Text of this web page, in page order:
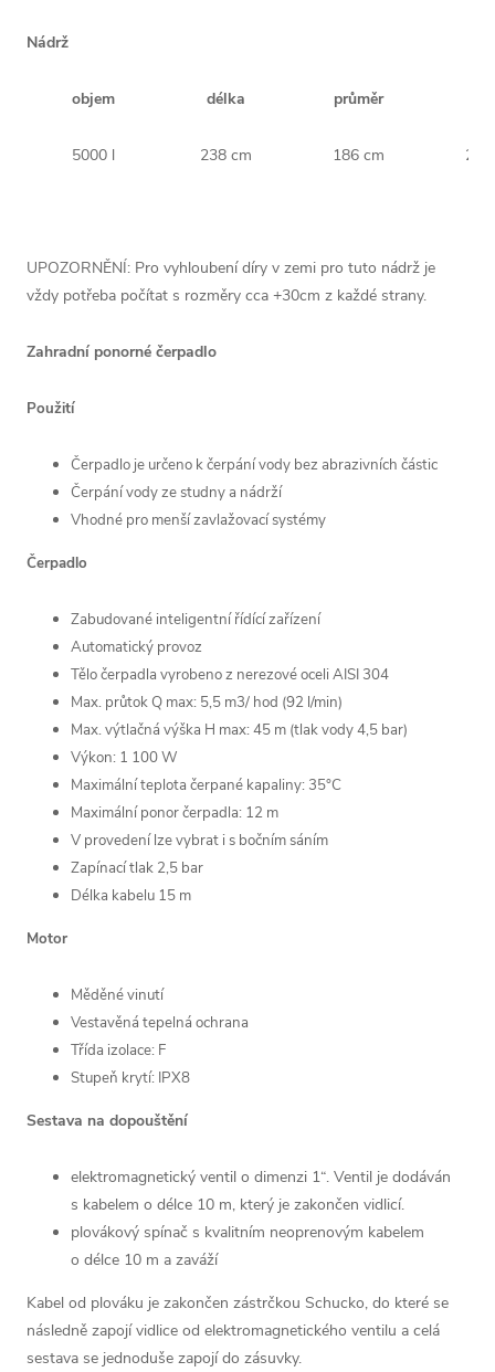
Nádrž
objem délka průměr
5000 l 238 cm 186 cm
UPOZORNĚNÍ: Pro vyhloubení díry v zemi pro tuto nádrž je
vždy potřeba počítat s rozměry cca +30cm z každé strany.
Zahradní ponorné čerpadlo
Použití
Čerpadlo je určeno k čerpání vody bez abrazivních částic
Čerpání vody ze studny a nádrží
Vhodné pro menší zavlažovací systémy
Čerpadlo
Zabudované inteligentní řídící zařízení
Automatický provoz
Tělo čerpadla vyrobeno z nerezové oceli AISI 304
Max. průtok Q max: 5,5 m3/ hod (92 l/min)
Max. výtlačná výška H max: 45 m (tlak vody 4,5 bar)
Výkon: 1 100 W
Maximální teplota čerpané kapaliny: 35°C
Maximální ponor čerpadla: 12 m
V provedení lze vybrat i s bočním sáním
Zapínací tlak 2,5 bar
Délka kabelu 15 m
Motor
Měděné vinutí
Vestavěná tepelná ochrana
Třída izolace: F
Stupeň krytí: IPX8
Sestava na dopouštění
elektromagnetický ventil o dimenzi 1“. Ventil je dodáván
s kabelem o délce 10 m, který je zakončen vidlicí.
plovákový spínač s kvalitním neoprenovým kabelem
o délce 10 m a zaváží
Kabel od plováku je zakončen zástrčkou Schucko, do které se
následně zapojí vidlice od elektromagnetického ventilu a celá
sestava se jednoduše zapojí do zásuvky.